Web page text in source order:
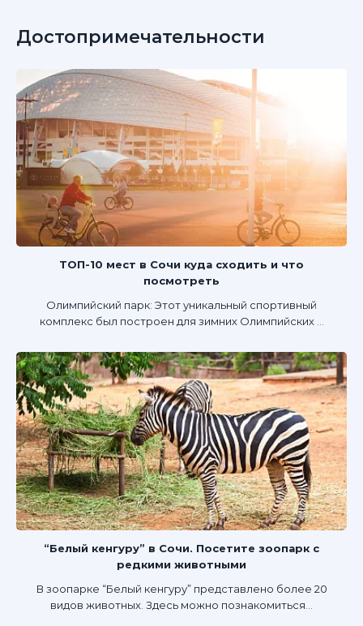
Достопримечательности
ТОП-10 мест в Сочи куда сходить и что
посмотреть
Олимпийский парк: Этот уникальный спортивный
комплекс был построен для зимних Олимпийских ...
“Белый кенгуру” в Сочи. Посетите зоопарк с
редкими животными
В зоопарке “Белый кенгуру” представлено более 20
видов животных. Здесь можно познакомиться...